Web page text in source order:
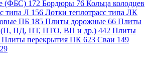
(ФБС) 172 Бордюры 76 Кольца колодцев
типа Л 156 Лотки теплотрасс типа ЛК
ПБ 185 Плиты дорожные 66 Плиты
(П, ПД, ПТ, ПТО, ВП и др.) 442 Плиты
Плиты перекрытия ПК 623 Сваи 149